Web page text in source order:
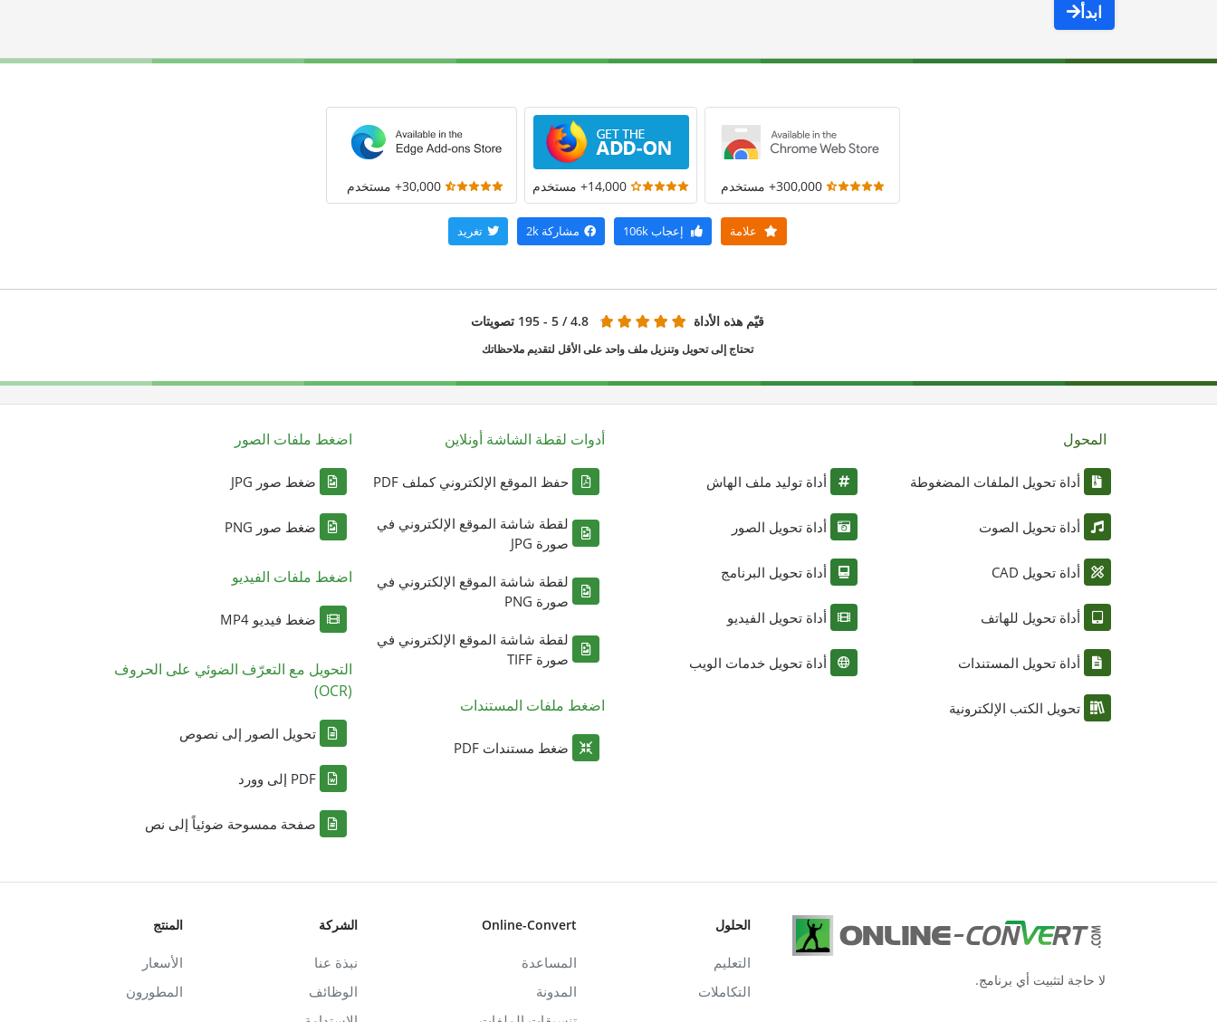
ابدأ
300,000+ مستخدم 14,000+ مستخدم 30,000+ مستخدم
علامة إعجاب مشاركة 2k تغريد
قيّم هذه الأداة 4.8 / 5 - 195 تصويتات
تحتاج إلى تحويل وتنزيل ملف واحد على الأقل لتقديم ملاحظاتك
المحول
أداة تحويل الملفات المضغوطة
أداة تحويل الصوت
أداة تحويل CAD
أداة تحويل للهاتف
أداة تحويل المستندات
تحويل الكتب الإلكترونية
أداة توليد ملف الهاش
أداة تحويل الصور
أداة تحويل البرنامج
أداة تحويل الفيديو
أداة تحويل خدمات الويب
أدوات لقطة الشاشة أونلاين
حفظ الموقع الإلكتروني كملف PDF
لقطة شاشة الموقع الإلكتروني في
صورة JPG
لقطة شاشة الموقع الإلكتروني في
صورة PNG
لقطة شاشة الموقع الإلكتروني في
صورة TIFF
اضغط ملفات المستندات
ضغط مستندات PDF
اضغط ملفات الصور
ضغط صور JPG
ضغط صور PNG
اضغط ملفات الفيديو
ضغط فيديو MP4
التحويل مع التعرّف الضوئي على الحروف
(OCR)
تحويل الصور إلى نصوص
PDF إلى وورد
صفحة ممسوحة ضوئياً إلى نص
لا حاجة لتثبيت أي برنامج.
الحلول
التعليم
التكاملات
Online-Convert
المساعدة
المدونة
الشركة
نبذة عنا
الوظائف
المنتج
الأسعار
المطورون